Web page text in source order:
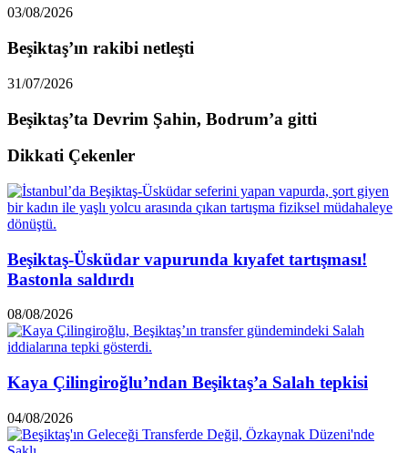
03/08/2026
Beşiktaş’ın rakibi netleşti
31/07/2026
Beşiktaş’ta Devrim Şahin, Bodrum’a gitti
Dikkati Çekenler
Beşiktaş-Üsküdar vapurunda kıyafet tartışması!
Bastonla saldırdı
08/08/2026
Kaya Çilingiroğlu’ndan Beşiktaş’a Salah tepkisi
04/08/2026